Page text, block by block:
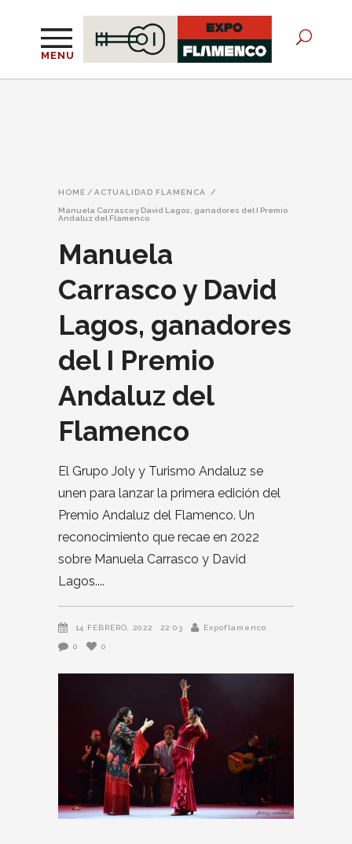
MENU
HOME / ACTUALIDAD FLAMENCA /
Manuela Carrasco y David Lagos, ganadores del I Premio
Andaluz del Flamenco
Manuela
Carrasco y David
Lagos, ganadores
del I Premio
Andaluz del
Flamenco
El Grupo Joly y Turismo Andaluz se
unen para lanzar la primera edición del
Premio Andaluz del Flamenco. Un
reconocimiento que recae en 2022
sobre Manuela Carrasco y David
Lagos.
14 FEBRERO, 2022 22:03 Expoflamenco
0 0